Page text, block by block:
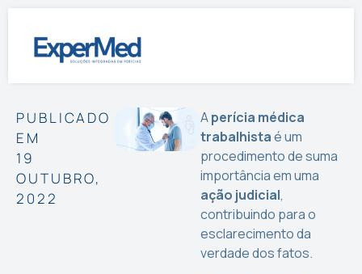
PUBLICADO
EM
19
OUTUBRO,
2022
Aperícia médica
trabalhistaé um
procedimento de suma
importância em uma
ação judicial,
contribuindo para o
esclarecimento da
verdade dos fatos.